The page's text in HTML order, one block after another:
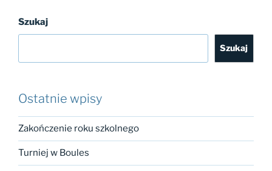
Szukaj
Szukaj
Ostatnie wpisy
Zakończenie roku szkolnego
Turniej w Boules